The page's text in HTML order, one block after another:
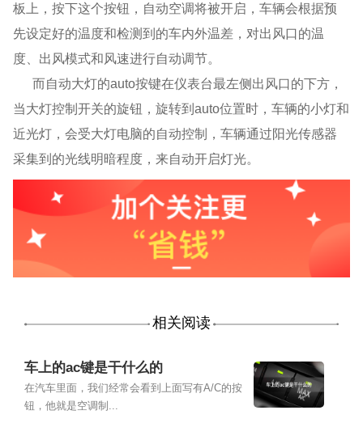
板上，按下这个按钮，自动空调将被开启，车辆会根据预
先设定好的温度和检测到的车内外温差，对出风口的温
度、出风模式和风速进行自动调节。
而自动大灯的auto按键在仪表台最左侧出风口的下方，
当大灯控制开关的旋钮，旋转到auto位置时，车辆的小灯和
近光灯，会受大灯电脑的自动控制，车辆通过阳光传感器
采集到的光线明暗程度，来自动开启灯光。
相关阅读
车上的ac键是干什么的
在汽车里面，我们经常会看到上面写有A/C的按
钮，他就是空调制...